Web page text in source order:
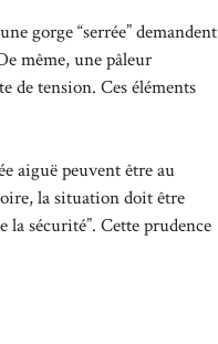
gorge “serrée” demandent
même, une pâleur
de tension. Ces éléments
aiguë peuvent être au
la situation doit être
la sécurité”. Cette prudence